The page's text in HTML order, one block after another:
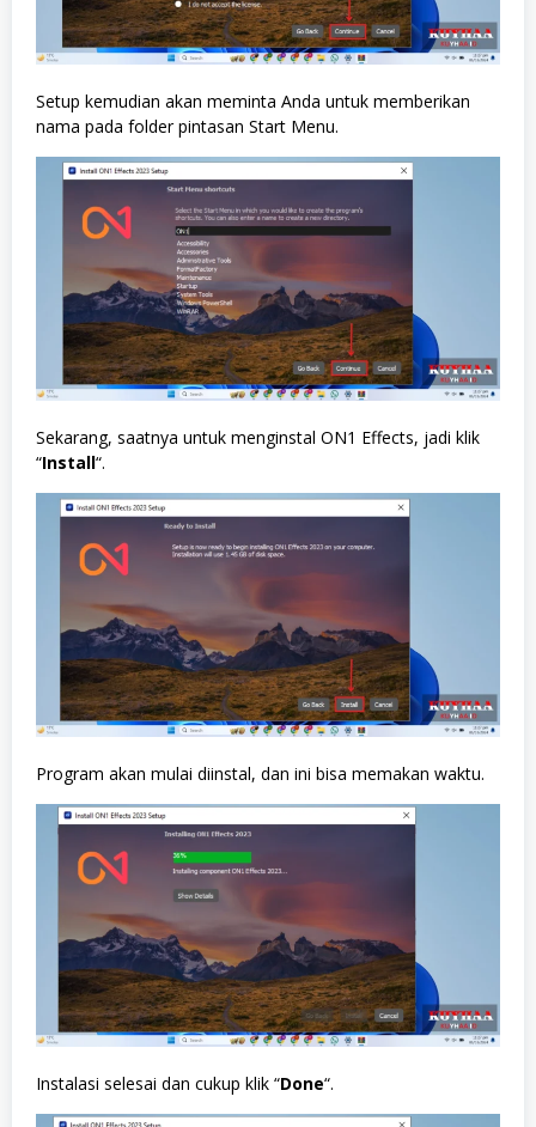
Setup kemudian akan meminta Anda untuk memberikan
nama pada folder pintasan Start Menu.
Sekarang, saatnya untuk menginstal ON1 Effects, jadi klik
“Install“.
Program akan mulai diinstal, dan ini bisa memakan waktu.
Instalasi selesai dan cukup klik “Done“.